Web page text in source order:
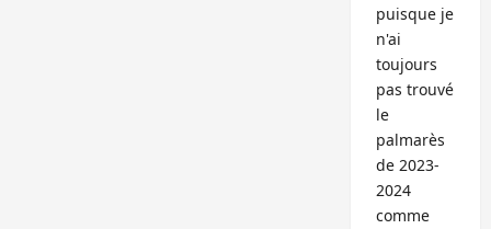
puisque je
n'ai
toujours
pas trouvé
le
palmarès
de 2023-
2024
comme